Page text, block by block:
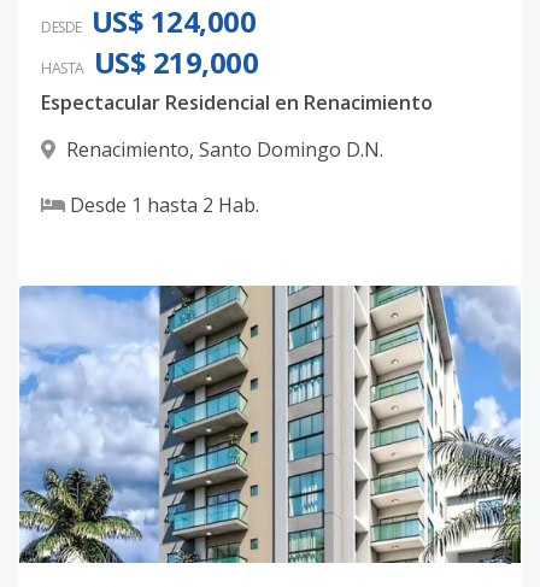
DESDE US$ 124,000
HASTA US$ 219,000
Espectacular Residencial en Renacimiento
Renacimiento, Santo Domingo D.N.
Desde 1 hasta 2 Hab.
0